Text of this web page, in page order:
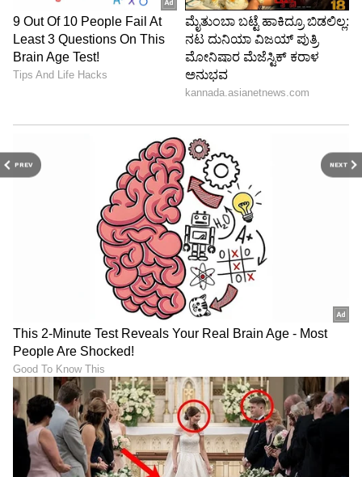
PREV NEXT
ಕನ್ನಡದ ನಂಟು ಮತ್ತು ಪುಟ್ಟಣ್ಣ ಕಣಗಾಲ್:
ಭಾರತಿರಾಜ ಅವರಿಗೂ ಮತ್ತು ಕರ್ನಾಟಕಕ್ಕೂ ಒಂದು
ಅವಿನಾಭಾವ ಸಂಬಂಧವಿತ್ತು. ಅವರು ತಮ್ಮ ವೃತ್ತಿಜೀವನದ
ಆರಂಭದ ದಿನಗಳಲ್ಲಿ ಕನ್ನಡದ ಶ್ರೇಷ್ಠ ನಿರ್ದೇಶಕ ಪುಟ್ಟಣ್ಣ
ಕಣಗಾಲ್ ಅವರ ಬಳಿ ಸಹಾಯಕ ನಿರ್ದೇಶಕರಾಗಿ ಕೆಲಸ
ಮಾಡಿದ್ದರು. ಪುಟ್ಟಣ್ಣ ಅವರ ಚಿತ್ರಗಳಲ್ಲಿದ್ದ ಆ ನೈಜತೆ ಮತ್ತು
ಕಾವ್ಯಾತ್ಮಕ ಗುಣಗಳು ಭಾರತಿರಾಜ ಅವರ ಚಿತ್ರಗಳಲ್ಲೂ
ಮಿನುಗುತ್ತಿದ್ದವು. ದುರಾದೃಷ್ಟವಶಾತ್ ಅವರು ನೇರವಾಗಿ
ಕನ್ನಡದಲ್ಲಿ ಯಾವುದೇ ಸಿನಿಮಾ ನಿರ್ದೇಶಿಸದಿದ್ದರೂ,
ಸ್ಯಾಂಡಲ್‌ವುಡ್‌ನ ಅನೇಕ ತಂತ್ರಜ್ಞರಿಗೆ ಅವರು
ಸ್ಪೂರ್ತಿಯಾಗಿದ್ದರು.
ಕುಗ್ಗಿಸಿದ ವೈಯಕ್ತಿಕ ದುಃಖ: